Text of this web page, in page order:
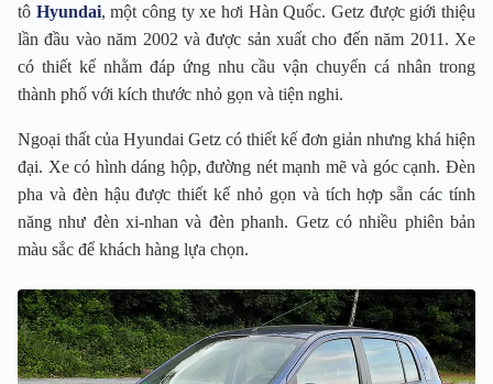
tô Hyundai, một công ty xe hơi Hàn Quốc. Getz được giới thiệu
lần đầu vào năm 2002 và được sản xuất cho đến năm 2011. Xe
có thiết kế nhằm đáp ứng nhu cầu vận chuyển cá nhân trong
thành phố với kích thước nhỏ gọn và tiện nghi.
Ngoại thất của Hyundai Getz có thiết kế đơn giản nhưng khá hiện
đại. Xe có hình dáng hộp, đường nét mạnh mẽ và góc cạnh. Đèn
pha và đèn hậu được thiết kế nhỏ gọn và tích hợp sẵn các tính
năng như đèn xi-nhan và đèn phanh. Getz có nhiều phiên bản
màu sắc để khách hàng lựa chọn.